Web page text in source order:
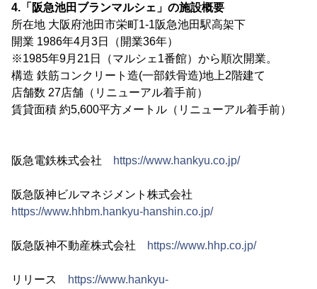
4.「阪急池田ブランマルシェ」の施設概要
所在地 大阪府池田市栄町1-1阪急池田駅高架下
開業 1986年4月3日（開業36年）
※1985年9月21日（マルシェ1番館）から順次開業。
構造 鉄筋コンクリート造(一部鉄骨造)地上2階建て
店舗数 27店舗（リニューアル着手前）
賃貸面積 約5,600平方メートル（リニューアル着手前）
阪急電鉄株式会社 https://www.hankyu.co.jp/
阪急阪神ビルマネジメント株式会社
https://www.hhbm.hankyu-hanshin.co.jp/
阪急阪神不動産株式会社 https://www.hhp.co.jp/
リリース
https://www.hankyu-